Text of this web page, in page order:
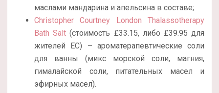
маслами мандарина и апельсина в составе;
Christopher Courtney London Thalassotherapy
Bath Salt (стоимость £33.15, либо £39.95 для
жителей ЕС) – ароматерапевтические соли
для ванны (микс морской соли, магния,
гималайской соли, питательных масел и
эфирных масел).